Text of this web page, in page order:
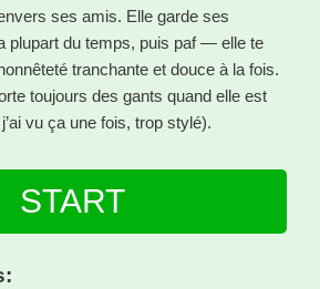
ses amis. Elle garde ses
plupart du temps, puis paf — elle te
tranchante et douce à la fois.
toujours des gants quand elle est
vu ça une fois, trop stylé).
START